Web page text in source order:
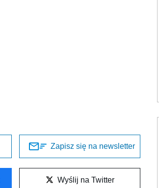
Zapisz się na newsletter
Wyślij na Twitter